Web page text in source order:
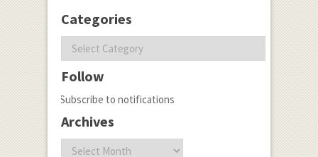
Categories
Follow
Subscribe to notifications
Archives